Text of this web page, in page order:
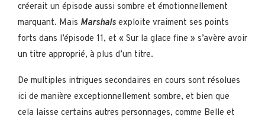
créerait un épisode aussi sombre et émotionnellement
marquant. Mais Marshals exploite vraiment ses points
forts dans l’épisode 11, et « Sur la glace fine » s’avère avoir
un titre approprié, à plus d’un titre.
De multiples intrigues secondaires en cours sont résolues
ici de manière exceptionnellement sombre, et bien que
cela laisse certains autres personnages, comme Belle et